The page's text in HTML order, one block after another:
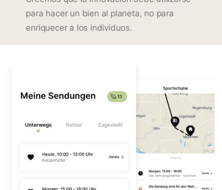
para hacer un bien al planeta, no para
enriquecer a los individuos.